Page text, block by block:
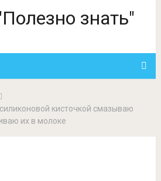
знать"
кисточкой смазываю
их в молоке